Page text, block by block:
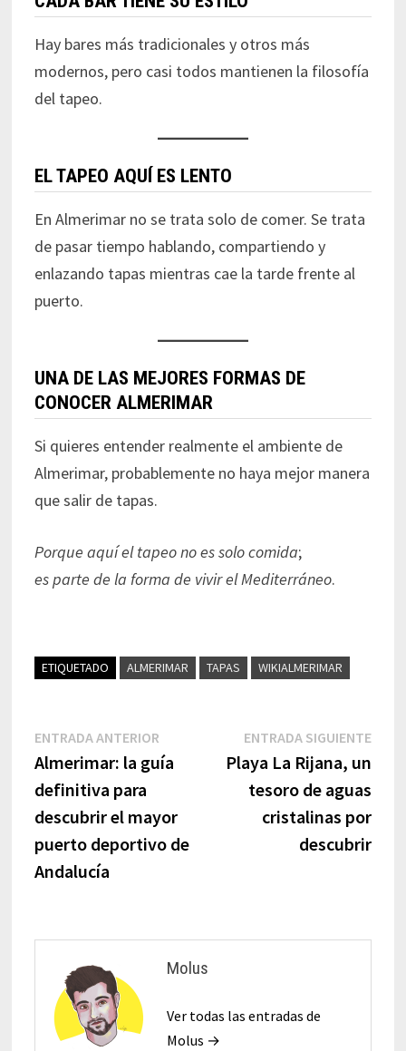
Hay bares más tradicionales y otros más
modernos, pero casi todos mantienen la filosofía
del tapeo.
EL TAPEO AQUÍ ES LENTO
En Almerimar no se trata solo de comer. Se trata
de pasar tiempo hablando, compartiendo y
enlazando tapas mientras cae la tarde frente al
puerto.
UNA DE LAS MEJORES FORMAS DE
CONOCER ALMERIMAR
Si quieres entender realmente el ambiente de
Almerimar, probablemente no haya mejor manera
que salir de tapas.
Porque aquí el tapeo no es solo comida;
es parte de la forma de vivir el Mediterráneo.
ETIQUETADO ALMERIMAR TAPAS WIKIALMERIMAR
ENTRADA ANTERIOR
Almerimar: la guía
definitiva para
descubrir el mayor
puerto deportivo de
Andalucía
ENTRADA SIGUIENTE
Playa La Rijana, un
tesoro de aguas
cristalinas por
descubrir
Molus
Ver todas las entradas de
Molus →